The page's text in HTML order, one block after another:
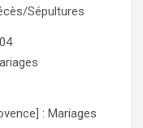
Sépultures
: Mariages